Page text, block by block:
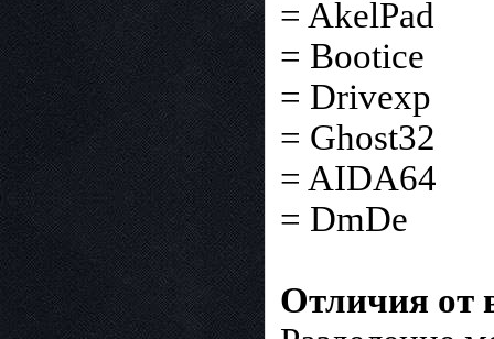
= AkelPad
= Bootice
= Drivexp
= Ghost32
= AIDA64
= DmDe
Отличия от